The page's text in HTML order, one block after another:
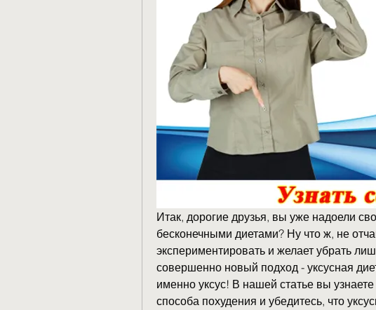
Итак, дорогие друзья, вы уже надоели
бесконечными диетами? Ну что ж, не
экспериментировать и желает убрать
совершенно новый подход - уксусная
именно уксус! В нашей статье вы
способа похудения и убедитесь, что